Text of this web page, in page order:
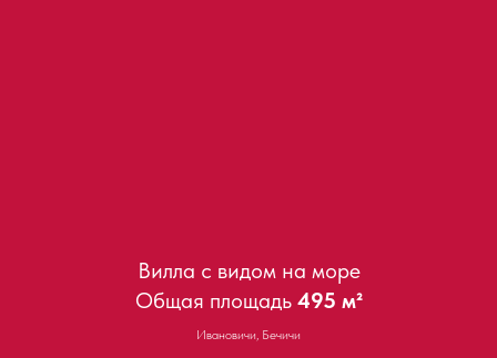
Вилла с видом на море
Общая площадь 495 м²
Ивановичи, Бечичи